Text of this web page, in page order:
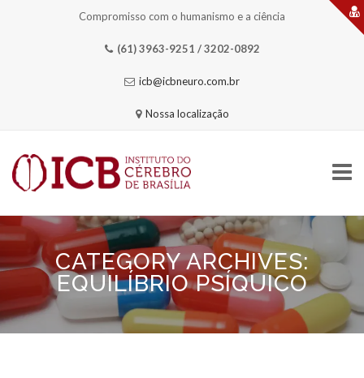
Compromisso com o humanismo e a ciência
(61) 3963-9251 / 3202-0892
icb@icbneuro.com.br
Nossa localização
Skip
to
content
HOME
CATEGORY ARCHIVES:
EQUILÍBRIO PSÍQUICO